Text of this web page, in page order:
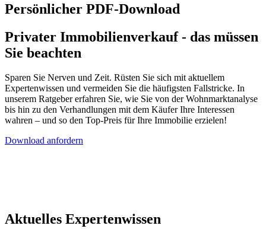
Persönlicher PDF-Download
Privater Immobilienverkauf - das müssen
Sie beachten
Sparen Sie Nerven und Zeit. Rüsten Sie sich mit aktuellem
Expertenwissen und vermeiden Sie die häufigsten Fallstricke. In
unserem Ratgeber erfahren Sie, wie Sie von der Wohnmarktanalyse
bis hin zu den Verhandlungen mit dem Käufer Ihre Interessen
wahren – und so den Top-Preis für Ihre Immobilie erzielen!
Download anfordern
Aktuelles Expertenwissen